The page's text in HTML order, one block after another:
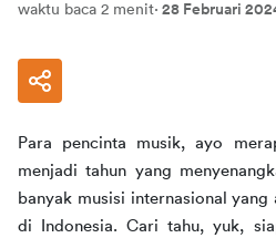
waktu baca 2 menit· 28 Februari
Para pencinta musik, ayo
menjadi tahun yang
banyak musisi internasional
di Indonesia. Cari tahu, yuk,